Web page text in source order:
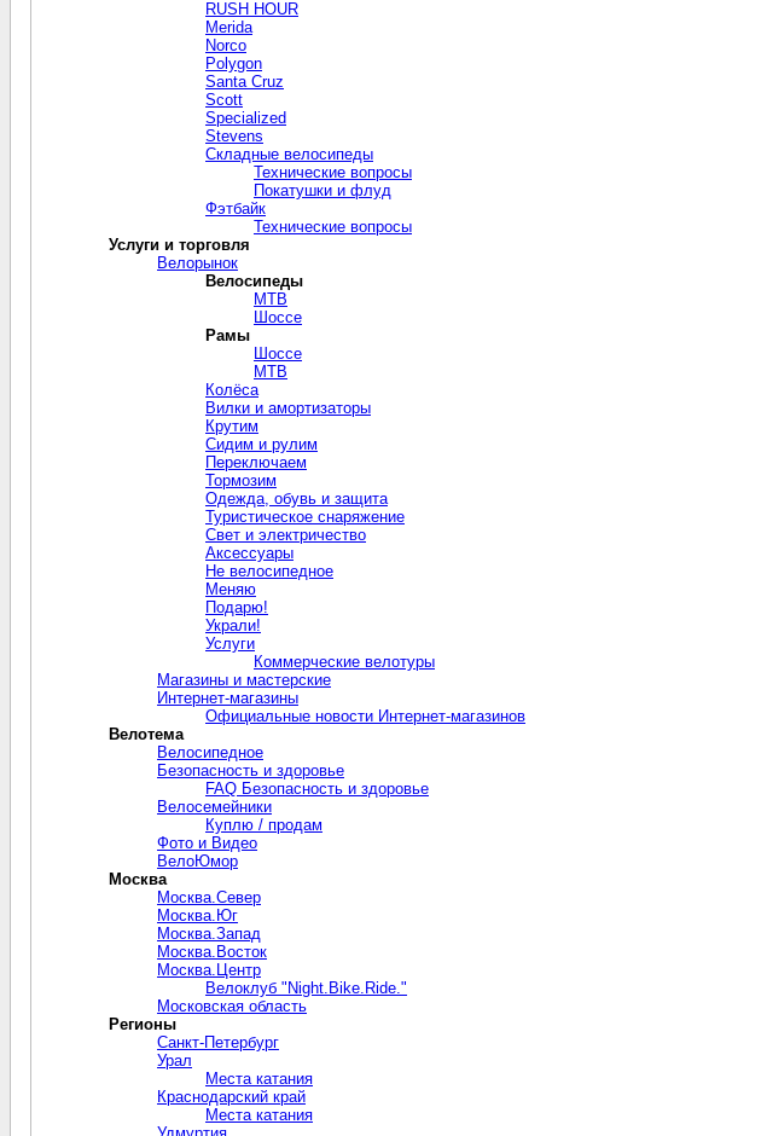
RUSH HOUR
Merida
Norco
Polygon
Santa Cruz
Scott
Specialized
Stevens
Складные велосипеды
Технические вопросы
Покатушки и флуд
Фэтбайк
Технические вопросы
Услуги и торговля
Велорынок
Велосипеды
MTB
Шоссе
Рамы
Шоссе
MTB
Колёса
Вилки и амортизаторы
Крутим
Сидим и рулим
Переключаем
Тормозим
Одежда, обувь и защита
Туристическое снаряжение
Свет и электричество
Aксессуары
Не велосипедное
Меняю
Подарю!
Украли!
Услуги
Коммерческие велотуры
Магазины и мастерские
Интернет-магазины
Официальные новости Интернет-магазинов
Велотема
Велосипедное
Безопасность и здоровье
FAQ Безопасность и здоровье
Велосемейники
Куплю / продам
Фото и Видео
ВелоЮмор
Москва
Москва.Север
Москва.Юг
Москва.Запад
Москва.Восток
Москва.Центр
Велоклуб "Night.Bike.Ride."
Московская область
Регионы
Санкт-Петербург
Урал
Места катания
Краснодарский край
Места катания